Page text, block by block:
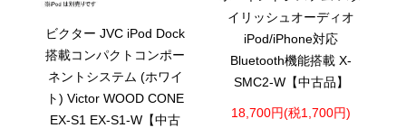
ビクター JVC iPod Dock
搭載コンパクトコンポー
ネントシステム (ホワイ
ト) Victor WOOD CONE
EX-S1 EX-S1-W【中古
イリッシュオーディオ
iPod/iPhone対応
Bluetooth機能搭載 X-
SMC2-W【中古品】
18,700円(税1,700円)